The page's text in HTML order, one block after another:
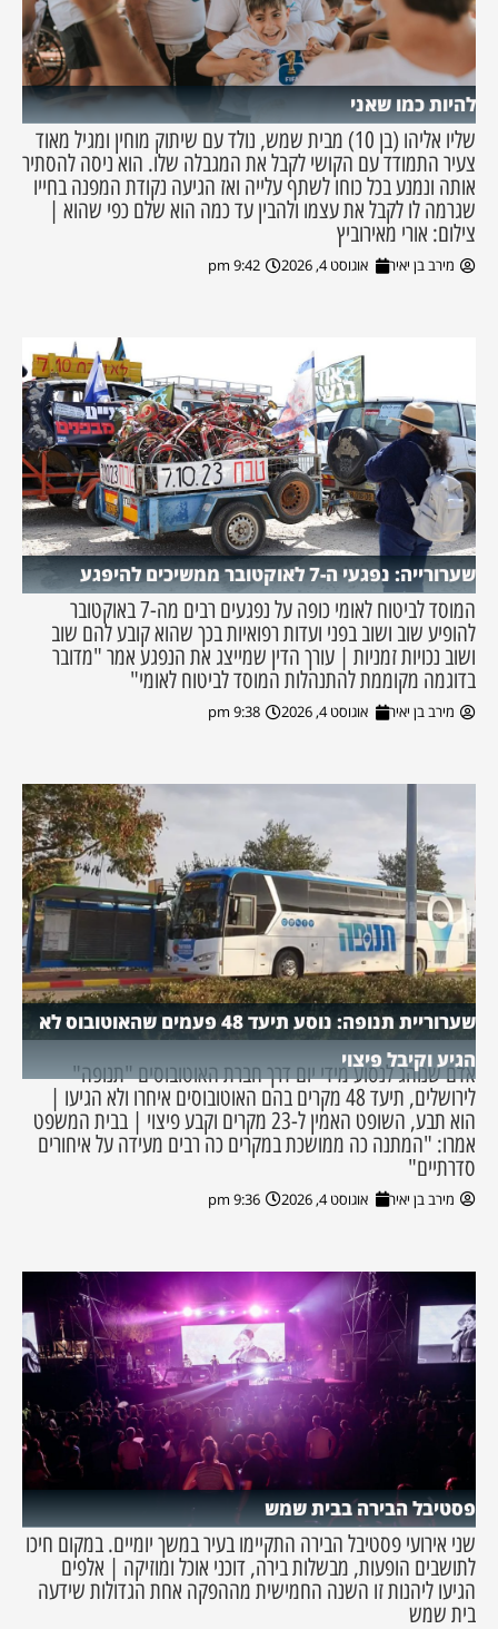
להיות כמו שאני
שליו אליהו (בן 10) מבית שמש, נולד עם שיתוק מוחין ומגיל מאוד
צעיר התמודד עם הקושי לקבל את המגבלה שלו. הוא ניסה להסתיר
אותה ונמנע בכל כוחו לשתף עלייה ואז הגיעה נקודת המפנה בחייו
שגרמה לו לקבל את עצמו ולהבין עד כמה הוא שלם כפי שהוא |
צילום: אורי מאירוביץ
מירב בן יאיר אוגוסט 4, 2026 9:42 pm
שערורייה: נפגעי ה-7 לאוקטובר ממשיכים להיפגע
המוסד לביטוח לאומי כופה על נפגעים רבים מה-7 באוקטובר
להופיע שוב ושוב בפני ועדות רפואיות בכך שהוא קובע להם שוב
ושוב נכויות זמניות | עורך הדין שמייצג את הנפגע אמר "מדובר
בדוגמה מקוממת להתנהלות המוסד לביטוח לאומי"
מירב בן יאיר אוגוסט 4, 2026 9:38 pm
שערוריית תנופה: נוסע תיעד 48 פעמים שהאוטובוס לא
הגיע וקיבל פיצוי
אדם שנוהג לנסוע מידי יום דרך חברת האוטובוסים "תנופה"
לירושלים, תיעד 48 מקרים בהם האוטובוסים איחרו ולא הגיעו |
הוא תבע, השופט האמין ל-23 מקרים וקבע פיצוי | בבית המשפט
אמרו: "המתנה כה ממושכת במקרים כה רבים מעידה על איחורים
סדרתיים"
מירב בן יאיר אוגוסט 4, 2026 9:36 pm
פסטיבל הבירה בבית שמש
שני אירועי פסטיבל הבירה התקיימו בעיר במשך יומיים. במקום חיכו
לתושבים הופעות, מבשלות בירה, דוכני אוכל ומוזיקה | אלפים
הגיעו ליהנות זו השנה החמישית מההפקה אחת הגדולות שידעה
בית שמש